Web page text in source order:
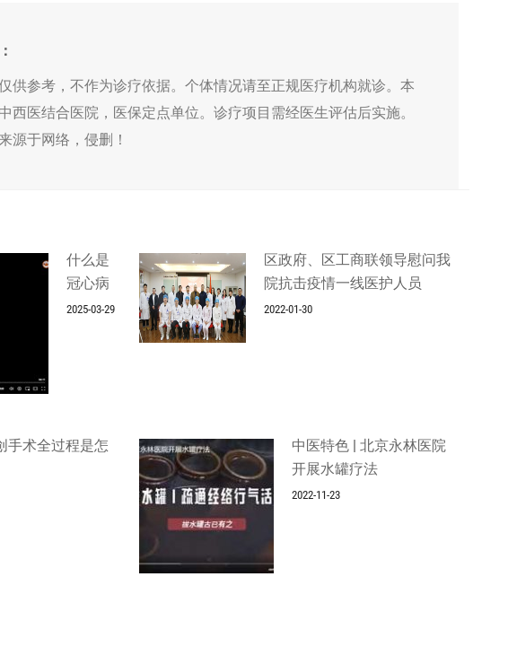
供参考，不作为诊疗依据。个体情况请至正规医疗机构就诊。本
西医结合医院，医保定点单位。诊疗项目需经医生评估后实施。
源于网络，侵删！
什么是
冠心病
2025-03-29
区政府、区工商联领导慰问我
院抗击疫情一线医护人员
2022-01-30
手术全过程是怎
中医特色 | 北京永林医院
开展水罐疗法
2022-11-23